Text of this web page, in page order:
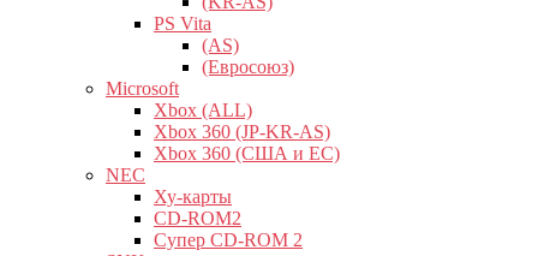
PS Vita
(AS)
(Евросоюз)
Microsoft
Xbox (ALL)
Xbox 360 (JP-KR-AS)
Xbox 360 (США и ЕС)
NEC
Ху-карты
CD-ROM2
Супер CD-ROM 2